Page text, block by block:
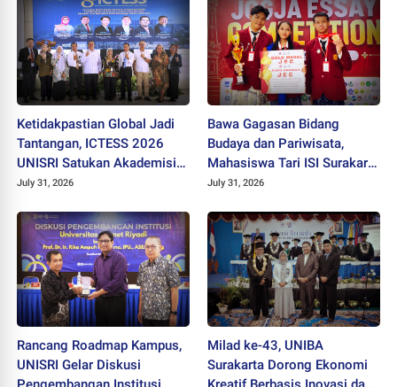
Ketidakpastian Global Jadi
Tantangan, ICTESS 2026
UNISRI Satukan Akademisi 5
Negara Demi Solusi Lintas
July 31, 2026
Bawa Gagasan Bidang
Budaya dan Pariwisata,
Mahasiswa Tari ISI Surakarta
Raih Medali Emas JEC 2026
July 31, 2026
Rancang Roadmap Kampus,
UNISRI Gelar Diskusi
Milad ke-43, UNIBA
Surakarta Dorong Ekonomi